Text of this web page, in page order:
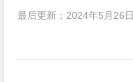
最后更新：2024年5月26日